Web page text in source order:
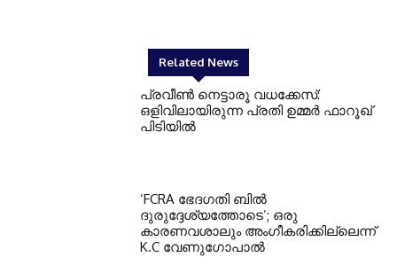
Related News
പ്രവീൺ നെട്ടാരൂ വധക്കേസ്:
ഒളിവിലായിരുന്ന പ്രതി ഉമ്മർ ഫാറൂഖ്
പിടിയിൽ
‘FCRA ഭേദഗതി ബിൽ
ദുരുദ്ദേശ്യത്തോടെ’; ഒരു
കാരണവശാലും അംഗീകരിക്കില്ലെന്ന്
K.C വേണുഗോപാൽ